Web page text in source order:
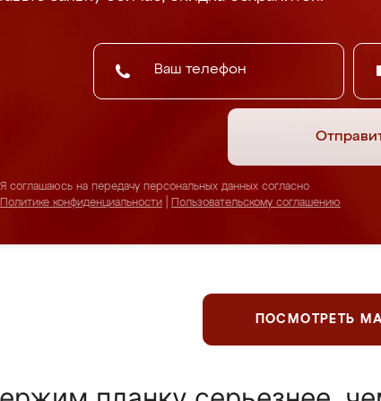
Я соглашаюсь на передачу персональных данных согласно
Политике конфиденциальности
Пользовательскому соглашению
ПОСМОТРЕТЬ